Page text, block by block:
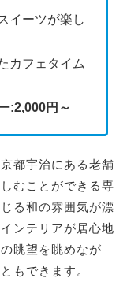
イーツが楽し
カフェタイム
:2,000円～
都宇治にある老舗
むことができる専
る和の雰囲気が漂
ンテリアが居心地
眺望を眺めなが
もできます。